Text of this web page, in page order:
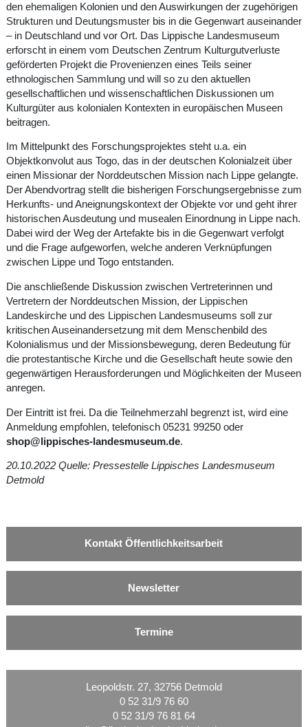
den ehemaligen Kolonien und den Auswirkungen der zugehörigen
Strukturen und Deutungsmuster bis in die Gegenwart auseinander
– in Deutschland und vor Ort. Das Lippische Landesmuseum
erforscht in einem vom Deutschen Zentrum Kulturgutverluste
geförderten Projekt die Provenienzen eines Teils seiner
ethnologischen Sammlung und will so zu den aktuellen
gesellschaftlichen und wissenschaftlichen Diskussionen um
Kulturgüter aus kolonialen Kontexten in europäischen Museen
beitragen.
Im Mittelpunkt des Forschungsprojektes steht u.a. ein
Objektkonvolut aus Togo, das in der deutschen Kolonialzeit über
einen Missionar der Norddeutschen Mission nach Lippe gelangte.
Der Abendvortrag stellt die bisherigen Forschungsergebnisse zum
Herkunfts- und Aneignungskontext der Objekte vor und geht ihrer
historischen Ausdeutung und musealen Einordnung in Lippe nach.
Dabei wird der Weg der Artefakte bis in die Gegenwart verfolgt
und die Frage aufgeworfen, welche anderen Verknüpfungen
zwischen Lippe und Togo entstanden.
Die anschließende Diskussion zwischen Vertreterinnen und
Vertretern der Norddeutschen Mission, der Lippischen
Landeskirche und des Lippischen Landesmuseums soll zur
kritischen Auseinandersetzung mit dem Menschenbild des
Kolonialismus und der Missionsbewegung, deren Bedeutung für
die protestantische Kirche und die Gesellschaft heute sowie den
gegenwärtigen Herausforderungen und Möglichkeiten der Museen
anregen.
Der Eintritt ist frei. Da die Teilnehmerzahl begrenzt ist, wird eine
Anmeldung empfohlen, telefonisch 05231 99250 oder
shop@lippisches-landesmuseum.de.
20.10.2022 Quelle: Pressestelle Lippisches Landesmuseum
Detmold
Kontakt Öffentlichkeitsarbeit
Newsletter
Termine
Leopoldstr. 27, 32756 Detmold
0 52 31/9 76 60
0 52 31/9 76 81 64